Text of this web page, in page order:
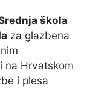
škola
za glazbena
na Hrvatskom
i plesa